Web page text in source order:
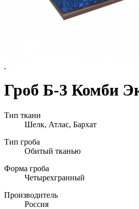
Гроб Б-3 Комби
Тип ткани
Шелк, Атлас, Бархат
Тип гроба
Обитый тканью
Форма гроба
Четырехгранный
Производитель
Россия